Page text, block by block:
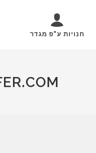
חנויות ע"פ מגדר